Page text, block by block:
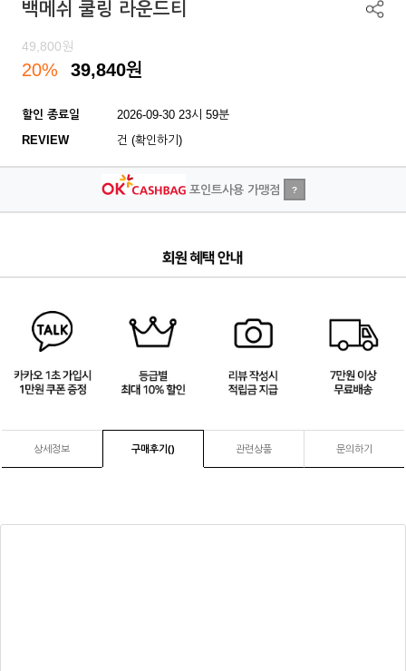
백메쉬 쿨링 라운드티
49,800원
20% 39,840원
할인 종료일
2026-09-30 23시 59분
REVIEW
건 (확인하기)
포인트사용 가맹점 ?
상세정보 구매후기() 관련상품 문의하기